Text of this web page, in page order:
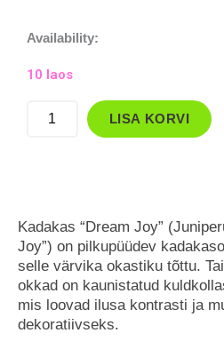
Availability:
10 laos
Kadakas,
LISA KORVI
Kadakas “Dream Joy”
Joy”) on pilkupüüdev
selle värvika okastiku tõttu.
okkad on kaunistatud
mis loovad ilusa kontrasti ja
dekoratiivseks.